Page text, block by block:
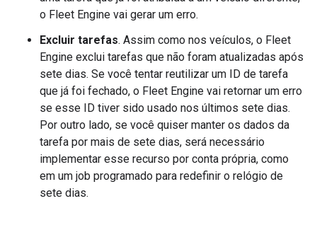
o Fleet Engine vai gerar um erro.
Excluir tarefas. Assim como nos veículos, o Fleet
Engine exclui tarefas que não foram atualizadas após
sete dias. Se você tentar reutilizar um ID de tarefa
que já foi fechado, o Fleet Engine vai retornar um erro
se esse ID tiver sido usado nos últimos sete dias.
Por outro lado, se você quiser manter os dados da
tarefa por mais de sete dias, será necessário
implementar esse recurso por conta própria, como
em um job programado para redefinir o relógio de
sete dias.